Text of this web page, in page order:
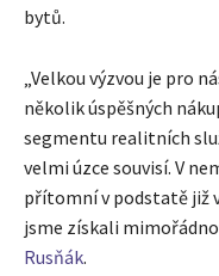
bytů.
„Velkou výzvou je pro
několik úspěšných
segmentu realitních
velmi úzce souvisí. V
přítomní v podstatě již
jsme získali
Rusňák.